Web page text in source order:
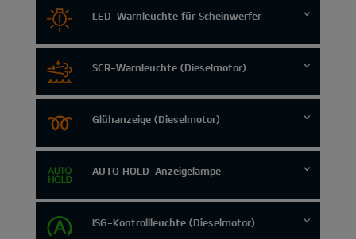
LED-Warnleuchte für Scheinwerfer
SCR-Warnleuchte (Dieselmotor)
Glühanzeige (Dieselmotor)
AUTO HOLD-Anzeigelampe
ISG-Kontrollleuchte (Dieselmotor)